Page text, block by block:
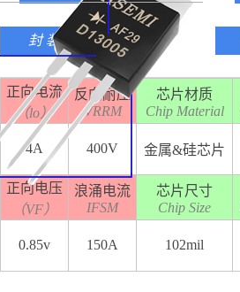
封 装 TO-220AB
正向电流
（lo）
反向耐压
VRRM
芯片材质
Chip Material
4A 400V 金属&硅芯片
正向电压
（VF）
浪涌电流
IFSM
芯片尺寸
Chip Size
0.85v 150A 102mil